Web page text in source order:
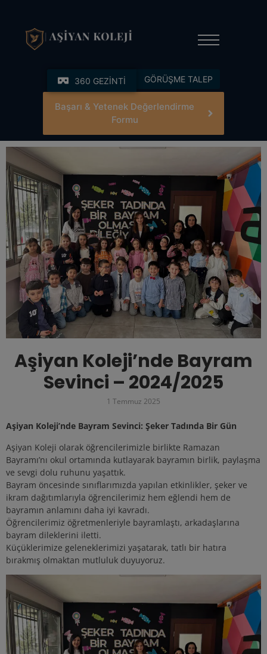
360 GEZİNTİ GÖRÜŞME TALEP
Başarı & Yetenek Değerlendirme
Formu
Aşiyan Koleji’nde Bayram
Sevinci – 2024/2025
1 Temmuz 2025
Aşiyan Koleji’nde Bayram Sevinci: Şeker Tadında Bir Gün
Aşiyan Koleji olarak öğrencilerimizle birlikte Ramazan
Bayramı’nı okul ortamında kutlayarak bayramın birlik, paylaşma
ve sevgi dolu ruhunu yaşattık.
Bayram öncesinde sınıflarımızda yapılan etkinlikler, şeker ve
ikram dağıtımlarıyla öğrencilerimiz hem eğlendi hem de
bayramın anlamını daha iyi kavradı.
Öğrencilerimiz öğretmenleriyle bayramlaştı, arkadaşlarına
bayram dileklerini iletti.
Küçüklerimize geleneklerimizi yaşatarak, tatlı bir hatıra
bırakmış olmaktan mutluluk duyuyoruz.